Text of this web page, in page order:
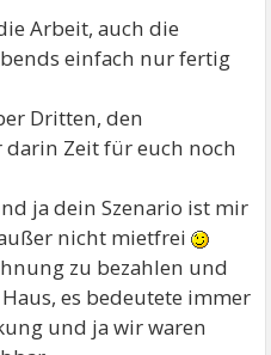
Arbeit, auch die
einfach nur fertig
Dritten, den
Zeit für euch noch
ja dein Szenario ist mir
nicht mietfrei
zu bezahlen und
es bedeutete immer
und ja wir waren